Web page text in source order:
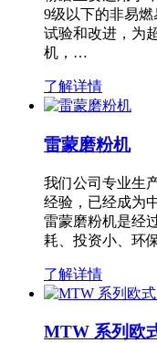
9级以下的非易
试验和改进，为
机，…
了解详情
雷蒙磨粉机
我们公司专业生
经验，已经成为
雷蒙磨粉机是经
耗、投资小、环
了解详情
MTW 系列欧